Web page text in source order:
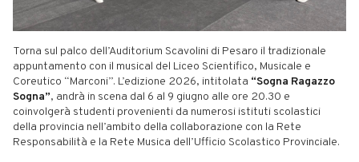
Torna sul palco dell’Auditorium Scavolini di Pesaro il tradizionale
appuntamento con il musical del Liceo Scientifico, Musicale e
Coreutico “Marconi”. L’edizione 2026, intitolata “Sogna Ragazzo
Sogna”, andrà in scena dal 6 al 9 giugno alle ore 20.30 e
coinvolgerà studenti provenienti da numerosi istituti scolastici
della provincia nell’ambito della collaborazione con la Rete
Responsabilità e la Rete Musica dell’Ufficio Scolastico Provinciale.